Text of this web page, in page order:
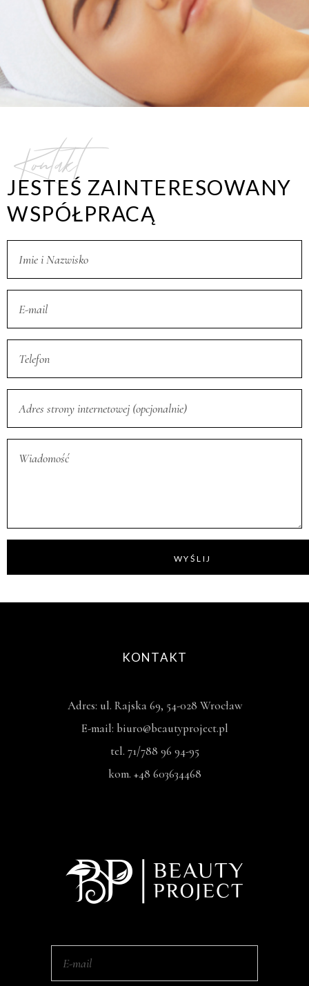
Kontakt
JESTEŚ ZAINTERESOWANY
WSPÓŁPRACĄ
WYŚLIJ
KONTAKT
Adres: ul. Rajska 69, 54-028 Wrocław
E-mail: biuro@beautyproject.pl
tel. 71/788 96 94-95
kom. +48 603634468